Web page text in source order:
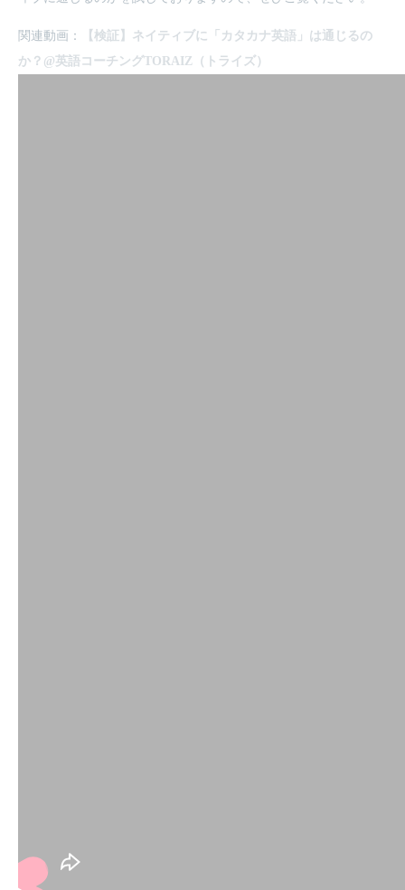
関連動画：
【検証】ネイティブに「カタカナ英語」は通じるの
か？@英語コーチングTORAIZ（トライズ）